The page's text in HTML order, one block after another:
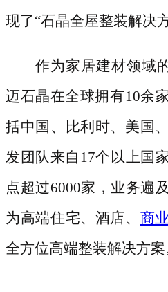
现了“石晶全屋整装解决方
作为家居建材领域
迈石晶在全球拥有10余
括中国、比利时、美国
发团队来自17个以上国
点超过6000家，业务遍
为高端住宅、酒店、 商业
全方位高端整装解决方案